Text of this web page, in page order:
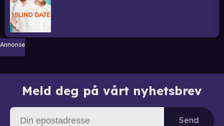
Annonse
Meld deg på vårt nyhetsbrev
Send